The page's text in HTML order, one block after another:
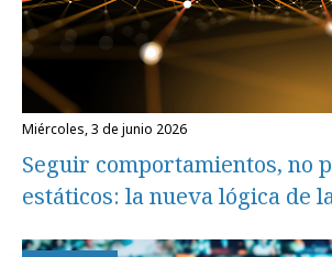
miércoles, 3 de junio 2026
Seguir comportamientos, no
estáticos: la nueva lógica de